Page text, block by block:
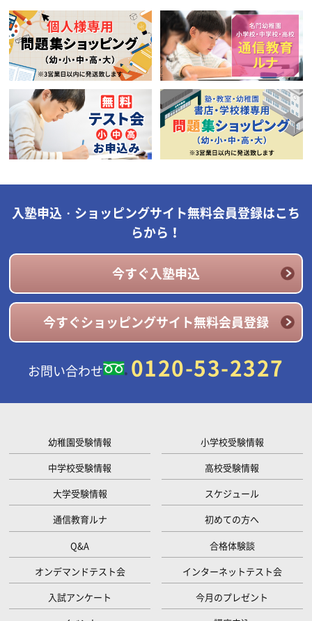
入塾申込・ショッピングサイト無料会員登録はこち
らから！
今すぐ入塾申込
今すぐショッピングサイト無料会員登録
お問い合わせ 0120-53-2327
幼稚園受験情報
小学校受験情報
中学校受験情報
高校受験情報
大学受験情報
スケジュール
通信教育ルナ
初めての方へ
Q&A
合格体験談
オンデマンドテスト会
インターネットテスト会
入試アンケート
今月のプレゼント